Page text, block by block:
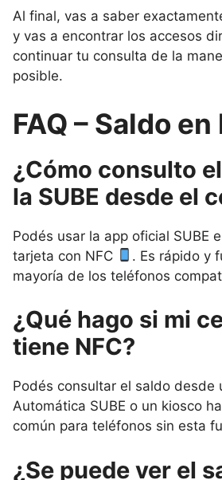
Al final, vas a saber
y vas a encontrar los accesos
continuar tu consulta de la
posible.
FAQ – Saldo en
¿Cómo consulto
la SUBE desde el
Podés usar la app oficial SUBE
tarjeta con NFC
. Es rápido y
mayoría de los teléfonos
¿Qué hago si mi
tiene NFC?
Podés consultar el saldo desde
Automática SUBE o un kiosco
común para teléfonos sin esta
¿Se puede ver el